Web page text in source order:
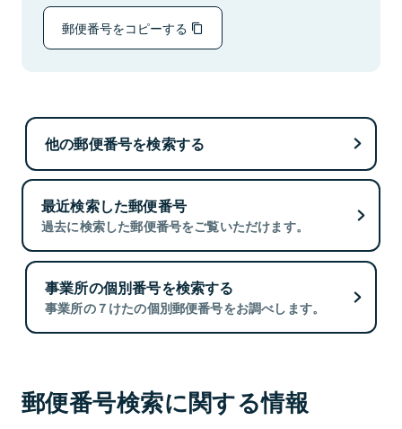
郵便番号をコピーする
他の郵便番号を検索する
最近検索した郵便番号
過去に検索した郵便番号をご覧いただけます。
事業所の個別番号を検索する
事業所の７けたの個別郵便番号をお調べします。
郵便番号検索に関する情報